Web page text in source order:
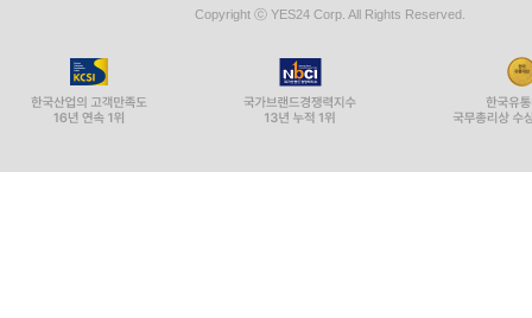
Copyright ⓒ YES24 Corp. All Rights Reserved.